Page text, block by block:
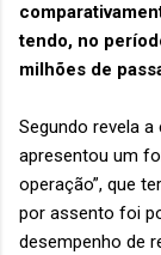
tendo, no
milhões de
Segundo revela
apresentou um
operação”, que
por assento foi
desempenho de